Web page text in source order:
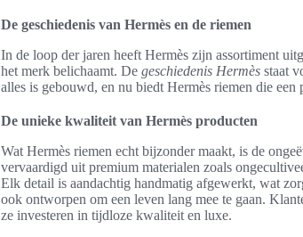
De geschiedenis van Hermès en de riemen
In de loop der jaren heeft Hermès zijn assortiment
het merk belichaamt. De geschiedenis Hermès staat
alles is gebouwd, en nu biedt Hermès riemen die
De unieke kwaliteit van Hermès producten
Wat Hermès riemen echt bijzonder maakt, is de
vervaardigd uit premium materialen zoals
Elk detail is aandachtig handmatig afgewerkt, wat
ook ontworpen om een leven lang mee te gaan.
ze investeren in tijdloze kwaliteit en luxe.